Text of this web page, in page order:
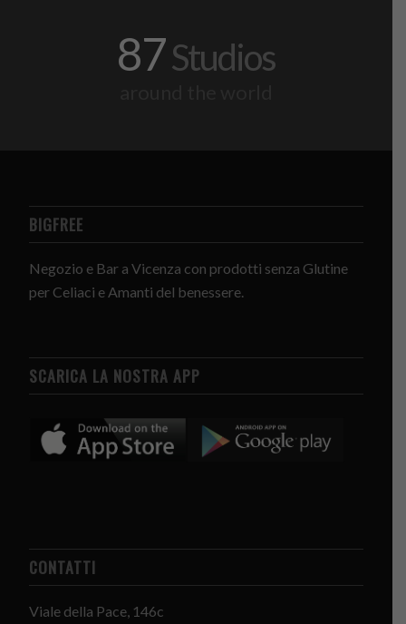
87Studios
BIGFREE
Negozio e Bar a Vicenza con prodotti senza Glutine
per Celiaci e Amanti del benessere.
SCARICA LA NOSTRA APP
CONTATTI
Viale della Pace, 146c